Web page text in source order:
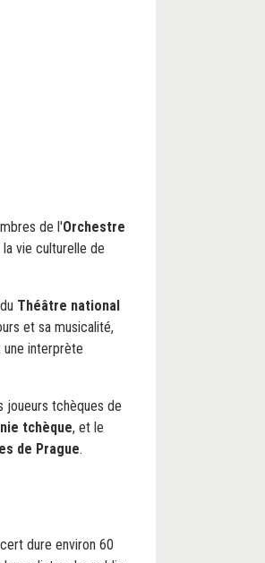
de l'Orchestre
vie culturelle de
Théâtre national
et sa musicalité,
une interprète
joueurs tchèques de
tchèque, et le
de Prague.
dure environ 60